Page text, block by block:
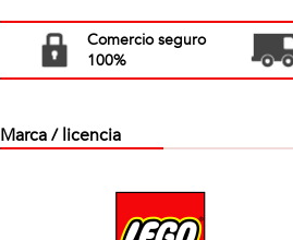
Comercio seguro
100%
Marca / licencia